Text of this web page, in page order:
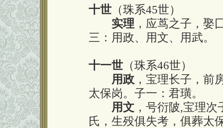
十世 （珠系45世）
实理 ，应茑之子，娶
三：用政、用文、用武。
十一世 （珠系46世）
用政 ，宝理长子，前
太保岗。子一：君璜。
用文 ，号衍陂,宝理
氏，生殁俱失考，俱葬太